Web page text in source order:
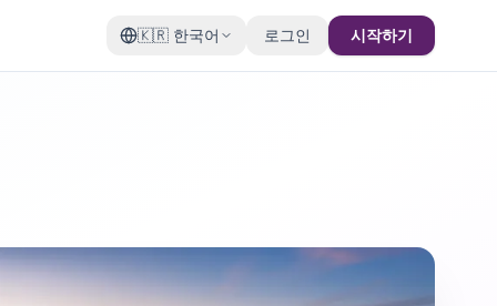
🇰🇷 한국어 로그인 시작하기